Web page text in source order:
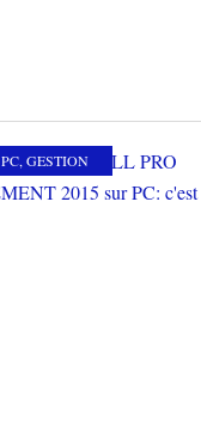
PC, GESTION